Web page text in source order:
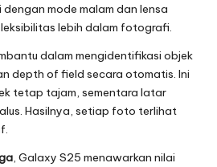
mode malam dan lensa
lebih dalam fotografi.
dalam mengidentifikasi objek
depth of field secara otomatis. Ini
tetap tajam, sementara latar
Hasilnya, setiap foto terlihat
, Galaxy S25 menawarkan nilai